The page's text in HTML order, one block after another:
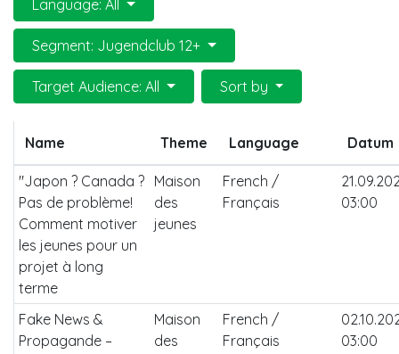
Language: All
Segment: Jugendclub 12+
Target Audience: All Sort by
Name Theme Language Datum
"Japon ? Canada ?
Pas de problème!
Comment motiver
les jeunes pour un
projet à long
terme
Maison
des
jeunes
French /
Français
03:00
Fake News &
Propagande –
Maison
des
French /
Français
03:00